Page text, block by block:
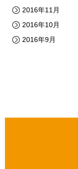
2016年11月
2016年10月
2016年9月